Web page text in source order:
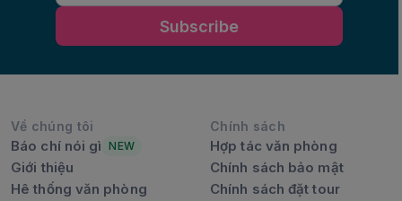
Subscribe
Về chúng tôi
Báo chí nói gì NEW
Giới thiệu
Hê thống văn phòng
Chính sách
Hợp tác văn phòng
Chính sách bảo mật
Chính sách đặt tour